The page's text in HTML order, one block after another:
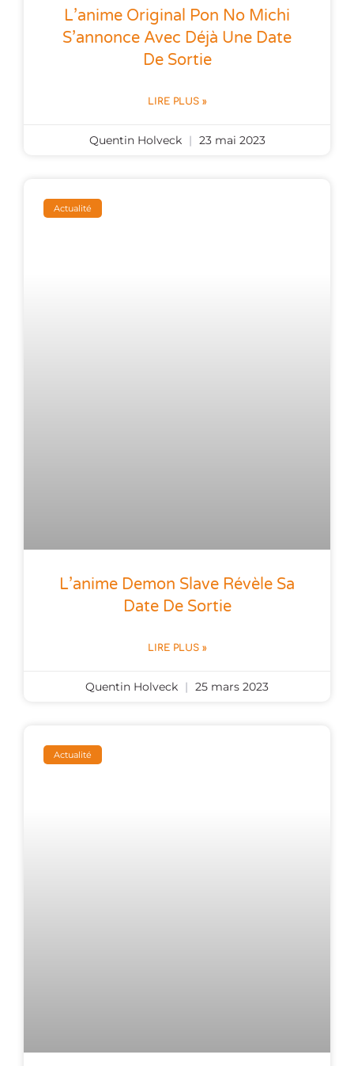
L’anime Original Pon No Michi
S’annonce Avec Déjà Une Date
De Sortie
LIRE PLUS »
Quentin Holveck 23 mai 2023
Actualité
L’anime Demon Slave Révèle Sa
Date De Sortie
LIRE PLUS »
Quentin Holveck 25 mars 2023
Actualité